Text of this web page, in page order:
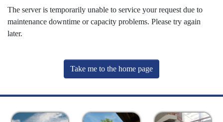
The server is temporarily unable to service your request due to
maintenance downtime or capacity problems. Please try again
later.
Take me to the home page